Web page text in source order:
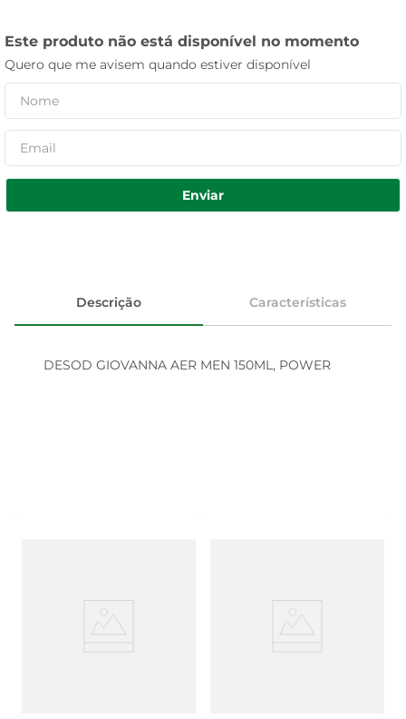
Este produto não está disponível no momento
Quero que me avisem quando estiver disponível
Enviar
Descrição Características
DESOD GIOVANNA AER MEN 150ML, POWER